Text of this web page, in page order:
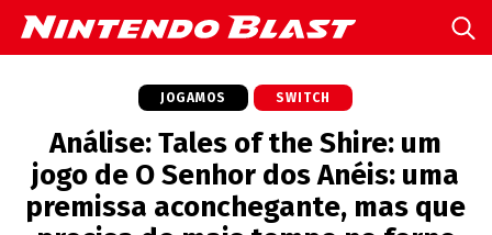
JOGAMOS SWITCH
Análise: Tales of the Shire: um
jogo de O Senhor dos Anéis: uma
premissa aconchegante, mas que